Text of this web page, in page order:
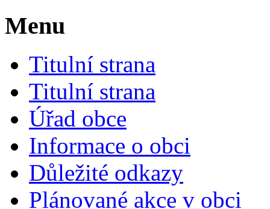
Menu
Titulní strana
Titulní strana
Úřad obce
Informace o obci
Důležité odkazy
Plánované akce v obci